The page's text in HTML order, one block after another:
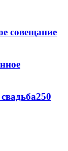
совещание
250